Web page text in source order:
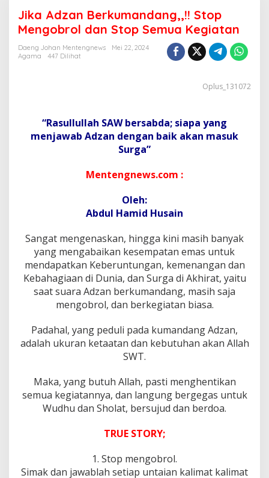
k
a
A
d
k
u
d
g
!
!
S
o
p
M
n
g
o
l
d
o
p
Jika Adzan Berkumandang,,!! Stop
Mengobrol dan Stop Semua Kegiatan
Daeng Johan Mentengnews
Mei 22, 2024
Agama
447 Dilihat
Oplus_131072
“Rasullullah SAW bersabda; siapa yang
menjawab Adzan dengan baik akan masuk
Surga”
Mentengnews.com :
Oleh:
Abdul Hamid Husain
Sangat mengenaskan, hingga kini masih banyak
yang mengabaikan kesempatan emas untuk
mendapatkan Keberuntungan, kemenangan dan
Kebahagiaan di Dunia, dan Surga di Akhirat, yaitu
saat suara Adzan berkumandang, masih saja
mengobrol, dan berkegiatan biasa.
Padahal, yang peduli pada kumandang Adzan,
adalah ukuran ketaatan dan kebutuhan akan Allah
SWT.
Maka, yang butuh Allah, pasti menghentikan
semua kegiatannya, dan langung bergegas untuk
Wudhu dan Sholat, bersujud dan berdoa.
TRUE STORY;
1. Stop mengobrol.
Simak dan jawablah setiap untaian kalimat kalimat